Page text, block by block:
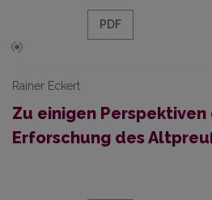
PDF
Rainer Eckert
Zu einigen
Erforschung des